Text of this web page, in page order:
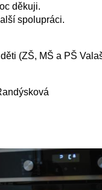
děkuji.
spolupráci.
(ZŠ, MŠ a PŠ